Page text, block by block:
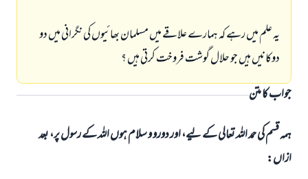
يہ علم ميں رہے كہ ہمارے علاقے ميں مسلمان بھائيوں كى نگرانى ميں دو
دوكانيں ہيں جو حلال گوشت فروخت كرتى ہيں ؟
جواب کا متن
ہمہ قسم کی حمد اللہ تعالی کے لیے، اور دورو و سلام ہوں اللہ کے رسول پر، بعد
ازاں: